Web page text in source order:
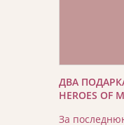
ДВА
HEROES OF
За